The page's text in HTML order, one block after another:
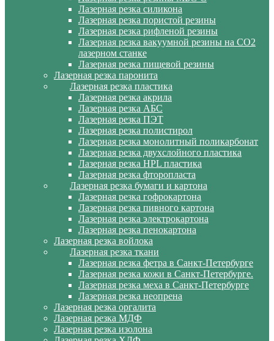
Лазерная резка силикона
Лазерная резка пористой резины
Лазерная резка рифленой резины
Лазерная резка вакуумной резины на CO2
лазерном станке
Лазерная резка пищевой резины
Лазерная резка паронита
Лазерная резка пластика
Лазерная резка акрила
Лазерная резка АБС
Лазерная резка ПЭТ
Лазерная резка полистирол
Лазерная резка монолитный поликарбонат
Лазерная резка двухслойного пластика
Лазерная резка HPL пластика
Лазерная резка фторопласта
Лазерная резка бумаги и картона
Лазерная резка гофрокартона
Лазерная резка пивного картона
Лазерная резка электрокартона
Лазерная резка пенокартона
Лазерная резка войлока
Лазерная резка ткани
Лазерная резка фетра в Санкт-Петербурге
Лазерная резка кожи в Санкт-Петербурге.
Лазерная резка меха в Санкт-Петербурге
Лазерная резка неопрена
Лазерная резка оргалита
Лазерная резка МДФ
Лазерная резка изолона